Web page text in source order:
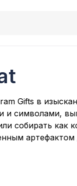
Gifts в
и символами,
собирать как
артефактом